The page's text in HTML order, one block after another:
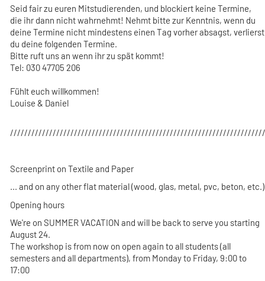
Seid fair zu euren Mitstudierenden, und blockiert keine Termine,
die ihr dann nicht wahrnehmt! Nehmt bitte zur Kenntnis, wenn du
deine Termine nicht mindestens einen Tag vorher absagst, verlierst
du deine folgenden Termine.
Bitte ruft uns an wenn ihr zu spät kommt!
Tel: 030 47705 206
Fühlt euch willkommen!
Louise & Daniel
Screenprint on Textile and Paper
... and on any other flat material (wood, glas, metal, pvc, beton, etc.)
Opening hours
We're on SUMMER VACATION and will be back to serve you starting
August 24.
The workshop is from now on open again to all students (all
semesters and all departments), from Monday to Friday, 9:00 to
17:00